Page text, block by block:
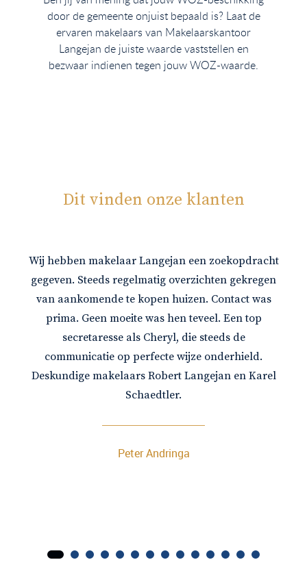
door de gemeente onjuist bepaald is? Laat de
ervaren makelaars van Makelaarskantoor
Langejan de juiste waarde vaststellen en
bezwaar indienen tegen jouw WOZ-waarde.
Dit vinden onze klanten
Wij hebben makelaar Langejan een zoekopdracht
gegeven. Steeds regelmatig overzichten gekregen
van aankomende te kopen huizen. Contact was
prima. Geen moeite was hen teveel. Een top
secretaresse als Cheryl, die steeds de
communicatie op perfecte wijze onderhield.
Deskundige makelaars Robert Langejan en Karel
Schaedtler.
Peter Andringa